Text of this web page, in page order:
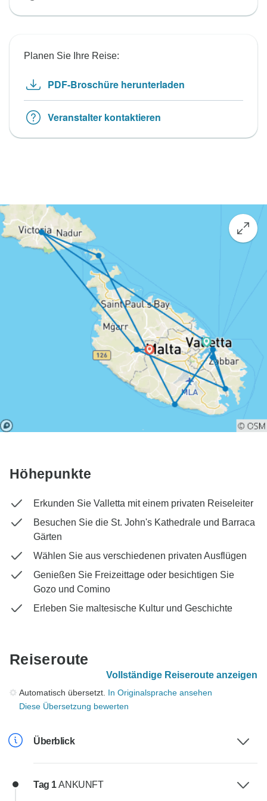
Planen Sie Ihre Reise:
PDF-Broschüre herunterladen
Veranstalter kontaktieren
Höhepunkte
Erkunden Sie Valletta mit einem privaten Reiseleiter
Besuchen Sie die St. John's Kathedrale und Barraca
Gärten
Wählen Sie aus verschiedenen privaten Ausflügen
Genießen Sie Freizeittage oder besichtigen Sie
Gozo und Comino
Erleben Sie maltesische Kultur und Geschichte
Reiseroute
Vollständige Reiseroute anzeigen
Automatisch übersetzt. In Originalsprache ansehen
Diese Übersetzung bewerten
Überblick
Tag 1ANKUNFT